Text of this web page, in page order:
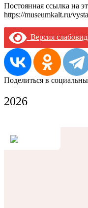
Постоянная ссылка на
https://museumkalt.ru/
Версия
Поделиться в
2026